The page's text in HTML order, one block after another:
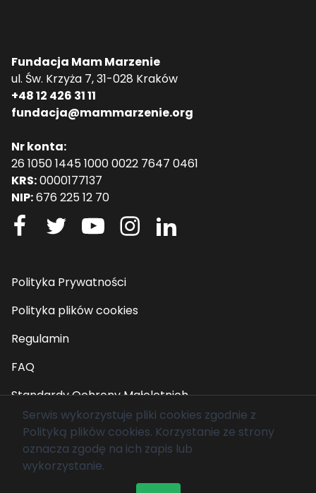
Fundacja Mam Marzenie
ul. Św. Krzyża 7, 31-028 Kraków
+48 12 426 31 11
fundacja@mammarzenie.org
Nr konta:
26 1050 1445 1000 0022 7647 0461
KRS:0000177137
NIP:676 225 12 70
Polityka Prywatności
Polityka plików cookies
Regulamin
FAQ
Standardy Ochrony Małoletnich
© 2026 Fundacja Mam Marzenie. Wszelkie prawa
zastrzeżone.
Serwis wykorzystuje pliki cookies zgodnie z
Polityką plików cookies. Korzystanie ze strony
oznacza zgodę na ich zapis lub
wykorzystanie.